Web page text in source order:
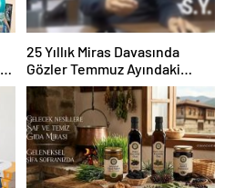
25 Yıllık Miras Davasında
Gözler Temmuz Ayındaki
Karar Duruşmasına Çevrildi